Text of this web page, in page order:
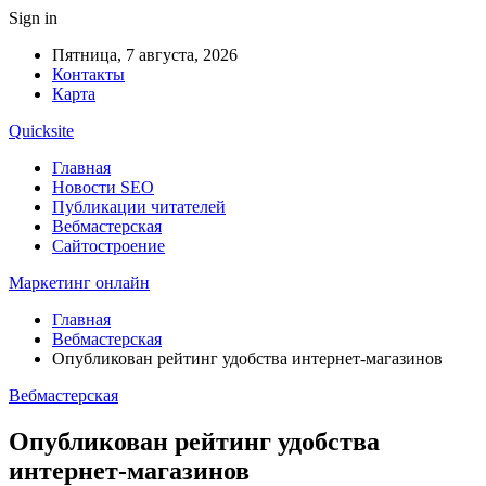
Sign in
Пятница, 7 августа, 2026
Контакты
Карта
Quicksite
Главная
Новости SEO
Публикации читателей
Вебмастерская
Сайтостроение
Маркетинг онлайн
Главная
Вебмастерская
Опубликован рейтинг удобства интернет-магазинов
Вебмастерская
Опубликован рейтинг удобства
интернет-магазинов